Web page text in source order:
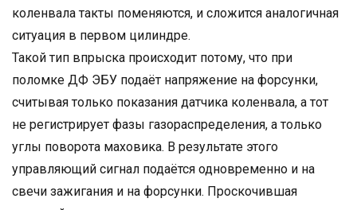
коленвала такты поменяются, и сложится аналогичная
ситуация в первом цилиндре.
Такой тип впрыска происходит потому, что при
поломке ДФ ЭБУ подаёт напряжение на форсунки,
считывая только показания датчика коленвала, а тот
не регистрирует фазы газораспределения, а только
углы поворота маховика. В результате этого
управляющий сигнал подаётся одновременно и на
свечи зажигания и на форсунки. Проскочившая